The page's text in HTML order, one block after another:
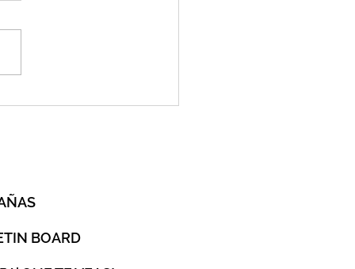
Gallery to Close the
BOARD